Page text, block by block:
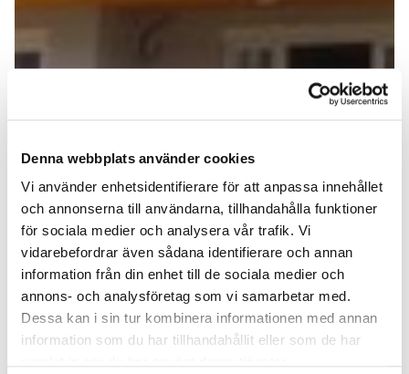
Denna webbplats använder cookies
Vi använder enhetsidentifierare för att anpassa innehållet
och annonserna till användarna, tillhandahålla funktioner
för sociala medier och analysera vår trafik. Vi
vidarebefordrar även sådana identifierare och annan
information från din enhet till de sociala medier och
annons- och analysföretag som vi samarbetar med.
Dessa kan i sin tur kombinera informationen med annan
information som du har tillhandahållit eller som de har